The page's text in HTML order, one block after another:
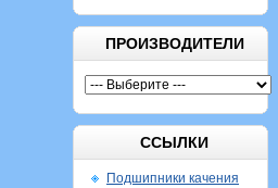
ПРОИЗВОДИТЕЛИ
ССЫЛКИ
Подшипники качения